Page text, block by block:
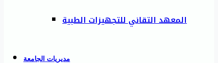
المعهد التقاني للتجهيزات الطبية
مديريات الجامعة